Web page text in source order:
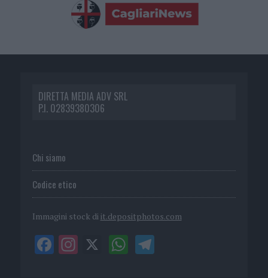
DIRETTA MEDIA ADV SRL
P.I. 02839380306
Chi siamo
Codice etico
Immagini stock di it.depositphotos.com